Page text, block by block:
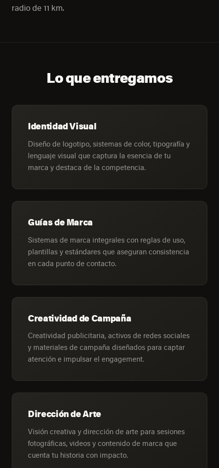
radio de 11 km.
Lo que entregamos
Identidad Visual
Diseño de logotipo, sistemas de color, tipografía y
lenguaje visual que captura la esencia de tu
marca y destaca de la competencia.
Guías de Marca
Sistemas de marca integrales con reglas de uso,
plantillas y estándares que aseguran consistencia
en cada punto de contacto.
Creatividad de Campaña
Creatividad publicitaria, activos de redes sociales
y materiales de campaña diseñados para captar
atención e impulsar el engagement.
Dirección de Arte
Visión creativa y dirección de arte para sesiones
fotográficas, videos y contenido de marca que
cuenta tu historia con impacto.